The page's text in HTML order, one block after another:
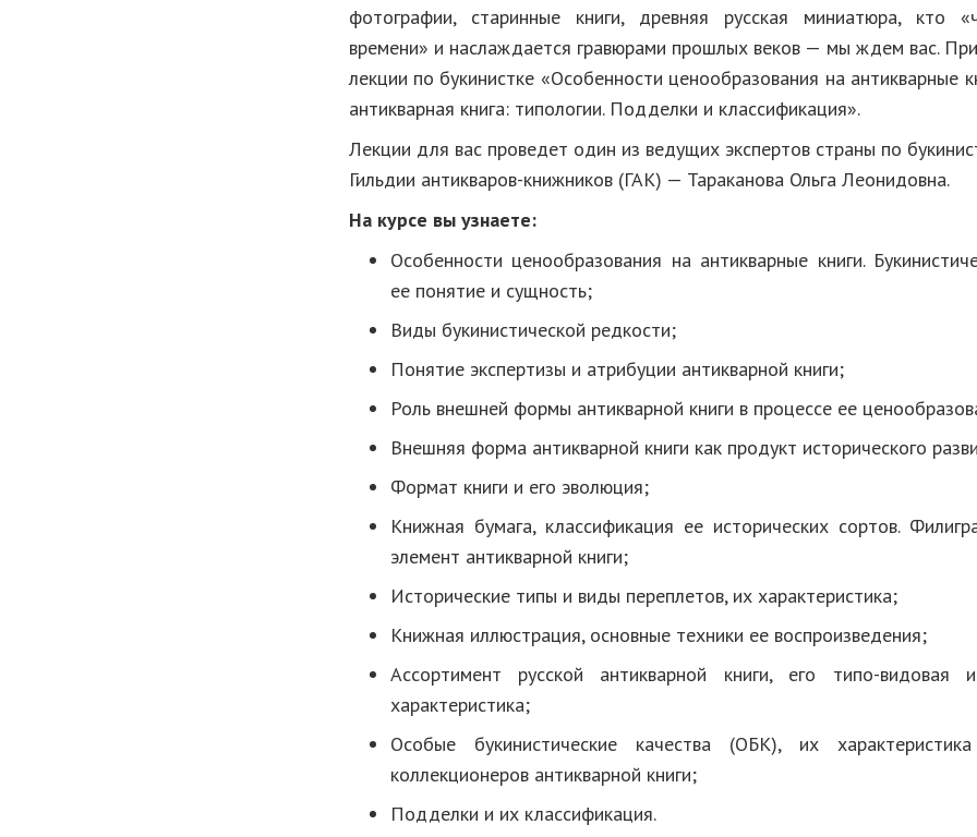
фотографии, старинные книги, древняя русская миниатюра, кто
времени» и наслаждается гравюрами прошлых веков — мы ждем вас.
лекции по букинистке «Особенности ценообразования на антикварные
антикварная книга: типологии. Подделки и классификация».
Лекции для вас проведет один из ведущих экспертов страны по
Гильдии антикваров-книжников (ГАК) — Тараканова Ольга Леонидовна.
На курсе вы узнаете:
Особенности ценообразования на антикварные книги.
ее понятие и сущность;
Виды букинистической редкости;
Понятие экспертизы и атрибуции антикварной книги;
Роль внешней формы антикварной книги в процессе ее
Внешняя форма антикварной книги как продукт исторического
Формат книги и его эволюция;
Книжная бумага, классификация ее исторических сортов.
элемент антикварной книги;
Исторические типы и виды переплетов, их характеристика;
Книжная иллюстрация, основные техники ее воспроизведения;
Ассортимент русской антикварной книги, его типо-видовая
характеристика;
Особые букинистические качества (ОБК), их
коллекционеров антикварной книги;
Подделки и их классификация.